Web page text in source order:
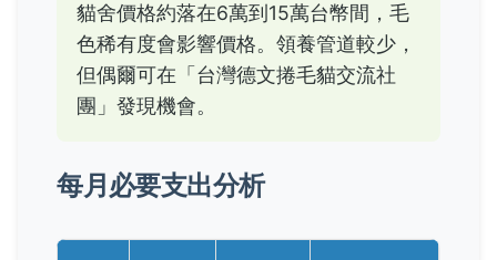
貓舍價格約落在6萬到15萬台幣間，毛
色稀有度會影響價格。領養管道較少，
但偶爾可在「台灣德文捲毛貓交流社
團」發現機會。
每月必要支出分析